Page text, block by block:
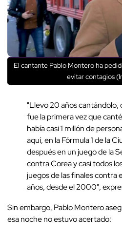
El cantante Pablo Montero ha
evitar contagios
"Llevo 20 años cantándolo,
fue la primera vez que
había casi 1 millón de
aquí, en la Fórmula 1 de la
después en un juego de la
contra Corea y casi todos
juegos de las finales contra
años, desde el 2000",
Sin embargo, Pablo Montero
esa noche no estuvo acertado: